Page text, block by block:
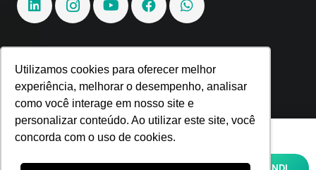
Utilizamos cookies para oferecer melhor
experiência, melhorar o desempenho, analisar
como você interage em nosso site e
personalizar conteúdo. Ao utilizar este site, você
concorda com o uso de cookies.
Fique por dentro!
Inscreva-se e fique por dentro de todas as
tendências e inovações.
Utilizamos cookies para oferecer melhor
analisar como você interage em nosso site